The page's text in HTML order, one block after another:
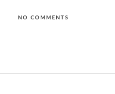
NO COMMENTS